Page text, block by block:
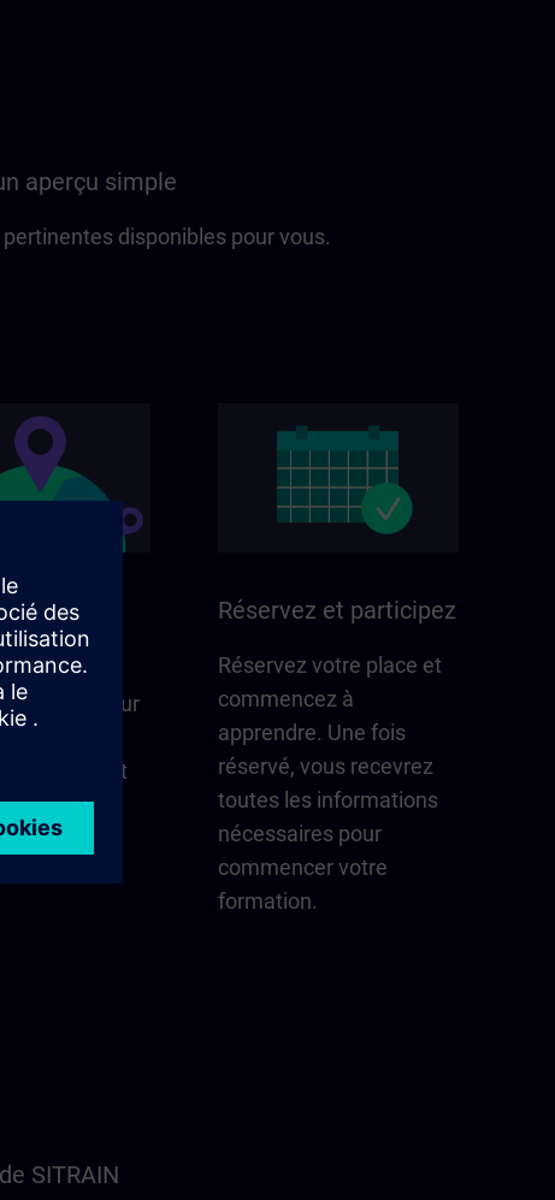
aperçu simple
disponibles pour vous.
votre
compte pour
locaux et
coup d'œil.
la région
Réservez et participez
Réservez votre place et
commencez à
apprendre. Une fois
réservé, vous recevrez
toutes les informations
nécessaires pour
commencer votre
formation.
SITRAIN